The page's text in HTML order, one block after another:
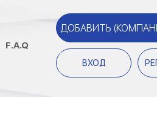
F.A.Q
ДОБАВИТЬ
ВХОД